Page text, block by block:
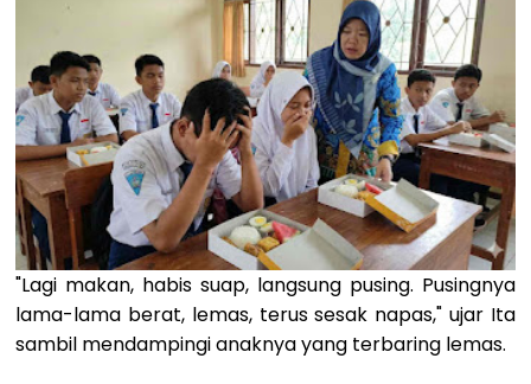
"Lagi makan, habis suap, langsung pusing. Pusingnya
lama-lama berat, lemas, terus sesak napas," ujar Ita
sambil mendampingi anaknya yang terbaring lemas.